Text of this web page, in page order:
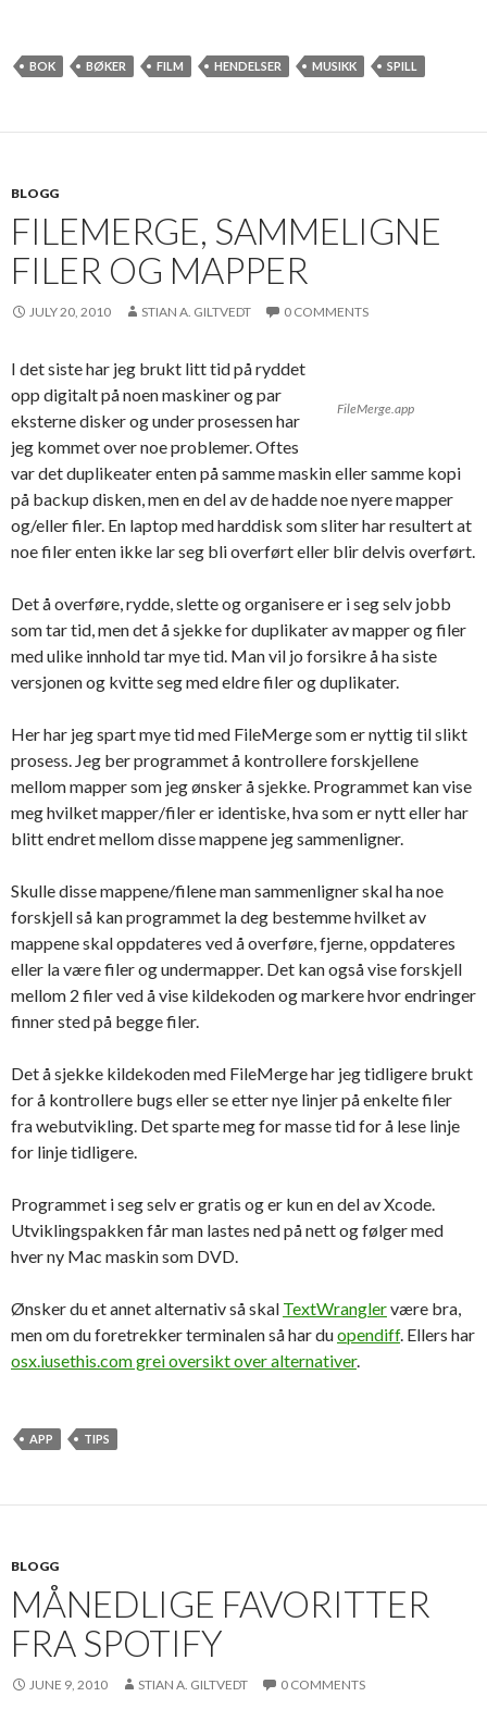
BOK BØKER FILM HENDELSER MUSIKK SPILL
BLOGG
FILEMERGE, SAMMELIGNE
FILER OG MAPPER
JULY 20, 2010 STIAN A. GILTVEDT 0 COMMENTS
FileMerge.app
I det siste har jeg brukt litt tid på ryddet
opp digitalt på noen maskiner og par
eksterne disker og under prosessen har
jeg kommet over noe problemer. Oftes
var det duplikeater enten på samme maskin eller samme kopi
på backup disken, men en del av de hadde noe nyere mapper
og/eller filer. En laptop med harddisk som sliter har resultert at
noe filer enten ikke lar seg bli overført eller blir delvis overført.
Det å overføre, rydde, slette og organisere er i seg selv jobb
som tar tid, men det å sjekke for duplikater av mapper og filer
med ulike innhold tar mye tid. Man vil jo forsikre å ha siste
versjonen og kvitte seg med eldre filer og duplikater.
Her har jeg spart mye tid med FileMerge som er nyttig til slikt
prosess. Jeg ber programmet å kontrollere forskjellene
mellom mapper som jeg ønsker å sjekke. Programmet kan vise
meg hvilket mapper/filer er identiske, hva som er nytt eller har
blitt endret mellom disse mappene jeg sammenligner.
Skulle disse mappene/filene man sammenligner skal ha noe
forskjell så kan programmet la deg bestemme hvilket av
mappene skal oppdateres ved å overføre, fjerne, oppdateres
eller la være filer og undermapper. Det kan også vise forskjell
mellom 2 filer ved å vise kildekoden og markere hvor endringer
finner sted på begge filer.
Det å sjekke kildekoden med FileMerge har jeg tidligere brukt
for å kontrollere bugs eller se etter nye linjer på enkelte filer
fra webutvikling. Det sparte meg for masse tid for å lese linje
for linje tidligere.
Programmet i seg selv er gratis og er kun en del av Xcode.
Utviklingspakken får man lastes ned på nett og følger med
hver ny Mac maskin som DVD.
Ønsker du et annet alternativ så skal TextWranglervære bra,
men om du foretrekker terminalen så har duopendiff. Ellers har
osx.iusethis.com grei oversikt over alternativer.
APP TIPS
BLOGG
MÅNEDLIGE FAVORITTER
FRA SPOTIFY
JUNE 9, 2010 STIAN A. GILTVEDT 0 COMMENTS